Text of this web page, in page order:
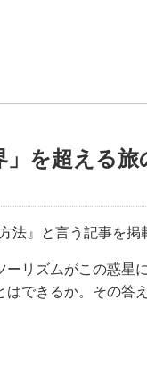
」を超える旅
法』と言う記事を掲
リズムがこの惑星
できるか。その答